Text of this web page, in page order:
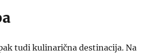
tudi kulinarična destinacija. Na